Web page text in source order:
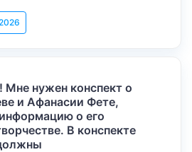
Мне нужен конспект о
и Афанасии Фете,
о его
В конспекте